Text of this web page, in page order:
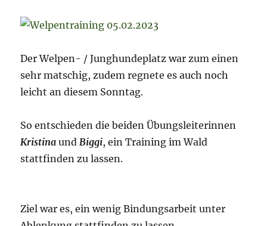
Der Welpen- / Junghundeplatz war zum einen
sehr matschig, zudem regnete es auch noch
leicht an diesem Sonntag.
So entschieden die beiden Übungsleiterinnen
Kristinaund Biggi, ein Training im Wald
stattfinden zu lassen.
Ziel war es, ein wenig Bindungsarbeit unter